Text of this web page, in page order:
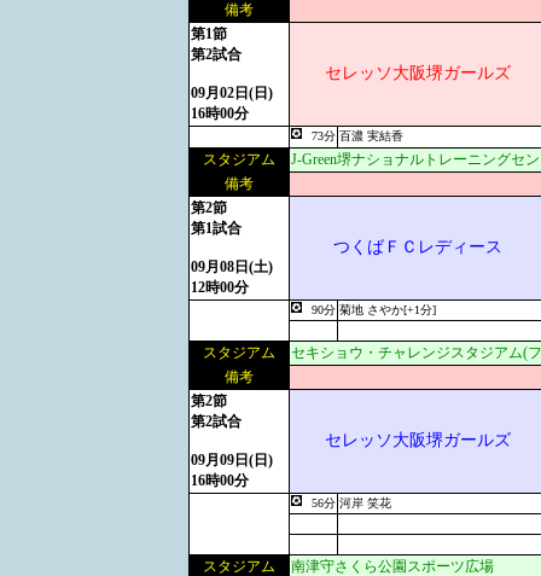
備考
第1節
第2試合
09月02日(日)
16時00分
セレッソ大阪堺ガールズ
73分 百濃 実結香
スタジアム
J-Green堺ナショナルトレーニングセ
備考
第2節
第1試合
09月08日(土)
12時00分
つくばＦＣレディース
90分 菊地 さやか[+1分]
スタジアム
セキショウ・チャレンジスタジアム(
備考
第2節
第2試合
09月09日(日)
16時00分
セレッソ大阪堺ガールズ
56分 河岸 笑花
スタジアム
南津守さくら公園スポーツ広場